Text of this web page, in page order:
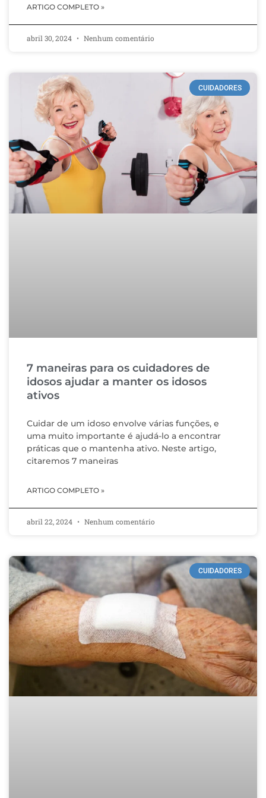
ARTIGO COMPLETO »
abril 30, 2024 Nenhum comentário
CUIDADORES
7 maneiras para os cuidadores de
idosos ajudar a manter os idosos
ativos
Cuidar de um idoso envolve várias funções, e
uma muito importante é ajudá-lo a encontrar
práticas que o mantenha ativo. Neste artigo,
citaremos 7 maneiras
ARTIGO COMPLETO »
abril 22, 2024 Nenhum comentário
CUIDADORES